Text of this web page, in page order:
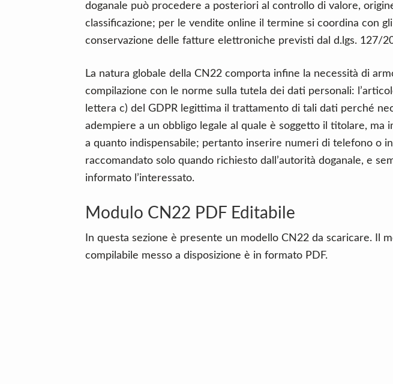
doganale può procedere a posteriori al controllo di valore,
classificazione; per le vendite online il termine si coordina con
conservazione delle fatture elettroniche previsti dal d.lgs. 127/
La natura globale della CN22 comporta infine la necessità di
compilazione con le norme sulla tutela dei dati personali:
lettera c) del GDPR legittima il trattamento di tali dati perché
adempiere a un obbligo legale al quale è soggetto il titolare, ma
a quanto indispensabile; pertanto inserire numeri di telefono o
raccomandato solo quando richiesto dall’autorità doganale, e
informato l’interessato.
Modulo CN22 PDF Editabile
In questa sezione è presente un modello CN22 da scaricare. Il
compilabile messo a disposizione è in formato PDF.